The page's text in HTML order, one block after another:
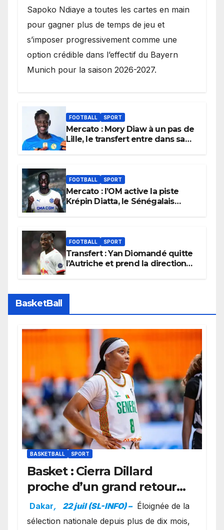
Sapoko Ndiaye a toutes les cartes en main
pour gagner plus de temps de jeu et
s’imposer progressivement comme une
option crédible dans l’effectif du Bayern
Munich pour la saison 2026-2027.
FOOTBALL SPORT
Mercato : Mory Diaw à un pas de
Lille, le transfert entre dans sa
FOOTBALL SPORT
Mercato : l’OM active la piste
Krépin Diatta, le Sénégalais
FOOTBALL SPORT
Transfert : Yan Diomandé quitte
l’Autriche et prend la direction
BasketBall
BASKETBALL SPORT
Basket : Cierra Dillard
proche d’un grand retour
avec les Lionnes ?
Dakar, 22 juil (SL-INFO) – Éloignée de la
sélection nationale depuis plus de dix mois,